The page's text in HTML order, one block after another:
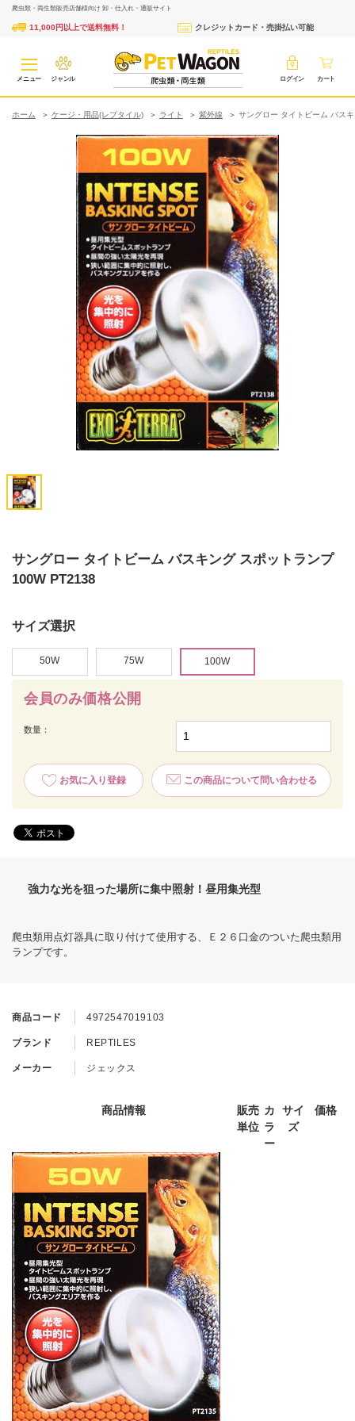
爬虫類・両生類販売店舗様向け 卸・仕入れ・通販サイト
11,000円以上で送料無料！ クレジットカード・売掛払い可能
メニュー ジャンル ログイン カート
ホーム ケージ・用品(レプタイル) ライト 紫外線 サングロー タイトビーム バス
サングロー タイトビーム バスキング スポットランプ
100W PT2138
会員のみ価格公開
数量：
お気に入り登録 この商品について問い合わせる
商品コード 4972547019103
ブランド REPTILES
メーカー ジェックス
商品情報
販売
単位
カ
ラ
ー
サイ
ズ
価格
サイズ選択
50W 75W 100W
強力な光を狙った場所に集中照射！昼用集光型
爬虫類用点灯器具に取り付けて使用する、Ｅ２６口金のついた爬虫類用
ランプです。